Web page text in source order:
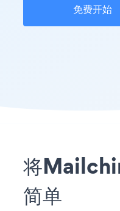
免费开始
将
简单